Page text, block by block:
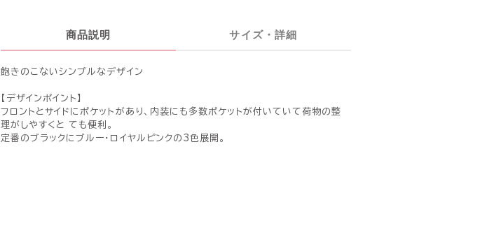
商品説明 サイズ・詳細
飽きのこないシンプルなデザイン
【デザインポイント】
フロントとサイドにポケットがあり、内装にも多数ポケットが付いていて荷物の整
理がしやすくと ても便利。
定番のブラックにブルー・ロイヤルピンクの3色展開。